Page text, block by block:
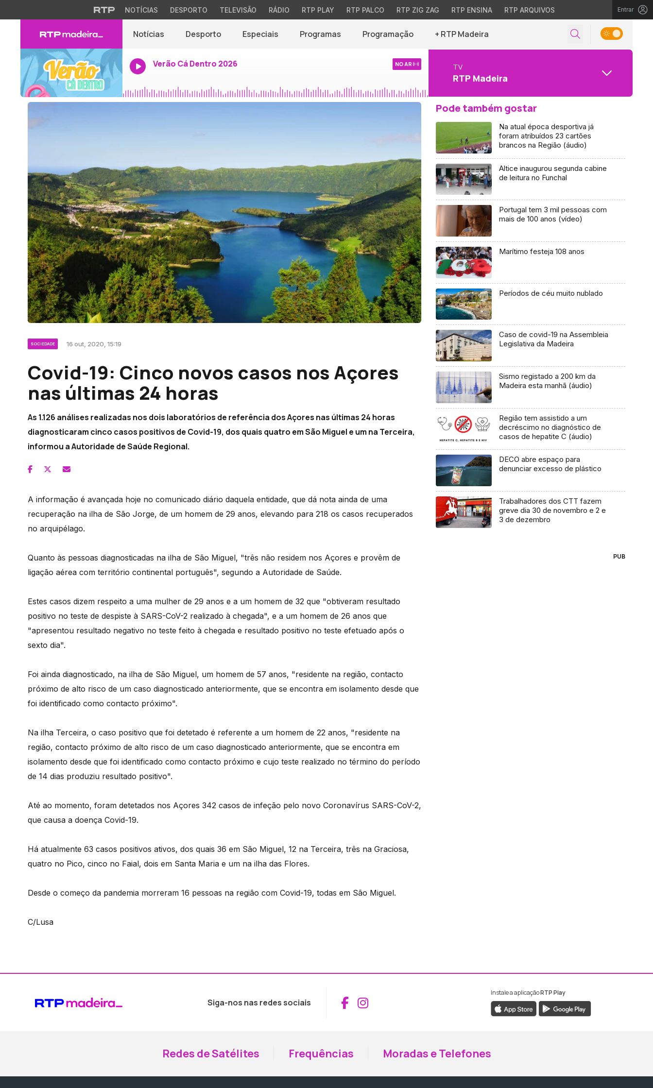
NOTÍCIAS DESPORTO TELEVISÃO RÁDIO RTP PLAY RTP PALCO RTP ZIG ZAG RTP ENSINA RTP ARQUIVOS Entrar
Notícias Desporto Especiais Programas Programação + RTP Madeira
Verão Cá Dentro 2026 NO AR TV
RTP Madeira
SOCIEDADE 16 out, 2020, 15:19
Covid-19: Cinco novos casos nos Açores
nas últimas 24 horas
As 1.126 análises realizadas nos dois laboratórios de referência dos Açores nas últimas 24 horas
diagnosticaram cinco casos positivos de Covid-19, dos quais quatro em São Miguel e um na Terceira,
informou a Autoridade de Saúde Regional.
A informação é avançada hoje no comunicado diário daquela entidade, que dá nota ainda de uma
recuperação na ilha de São Jorge, de um homem de 29 anos, elevando para 218 os casos recuperados
no arquipélago.
Quanto às pessoas diagnosticadas na ilha de São Miguel, "três não residem nos Açores e provêm de
ligação aérea com território continental português", segundo a Autoridade de Saúde.
Estes casos dizem respeito a uma mulher de 29 anos e a um homem de 32 que "obtiveram resultado
positivo no teste de despiste à SARS-CoV-2 realizado à chegada", e a um homem de 26 anos que
"apresentou resultado negativo no teste feito à chegada e resultado positivo no teste efetuado após o
sexto dia".
Foi ainda diagnosticado, na ilha de São Miguel, um homem de 57 anos, "residente na região, contacto
próximo de alto risco de um caso diagnosticado anteriormente, que se encontra em isolamento desde que
foi identificado como contacto próximo".
Na ilha Terceira, o caso positivo que foi detetado é referente a um homem de 22 anos, "residente na
região, contacto próximo de alto risco de um caso diagnosticado anteriormente, que se encontra em
isolamento desde que foi identificado como contacto próximo e cujo teste realizado no término do período
de 14 dias produziu resultado positivo".
Até ao momento, foram detetados nos Açores 342 casos de infeção pelo novo Coronavírus SARS-CoV-2,
que causa a doença Covid-19.
Há atualmente 63 casos positivos ativos, dos quais 36 em São Miguel, 12 na Terceira, três na Graciosa,
quatro no Pico, cinco no Faial, dois em Santa Maria e um na ilha das Flores.
Desde o começo da pandemia morreram 16 pessoas na região com Covid-19, todas em São Miguel.
C/Lusa
Pode também gostar
Na atual época desportiva já
foram atribuídos 23 cartões
brancos na Região (áudio)
Altice inaugurou segunda cabine
de leitura no Funchal
Portugal tem 3 mil pessoas com
mais de 100 anos (vídeo)
Marítimo festeja 108 anos
Períodos de céu muito nublado
Caso de covid-19 na Assembleia
Legislativa da Madeira
Sismo registado a 200 km da
Madeira esta manhã (áudio)
Região tem assistido a um
decréscimo no diagnóstico de
casos de hepatite C (áudio)
DECO abre espaço para
denunciar excesso de plástico
Trabalhadores dos CTT fazem
greve dia 30 de novembro e 2 e
3 de dezembro
PUB
Siga-nos nas redes sociais Aceder ao Facebook da RTP Madeira
Aceder ao Instagram da RTP Madeira
Instale a aplicaçãoRTP Play
Redes de Satélites Frequências Moradas e Telefones